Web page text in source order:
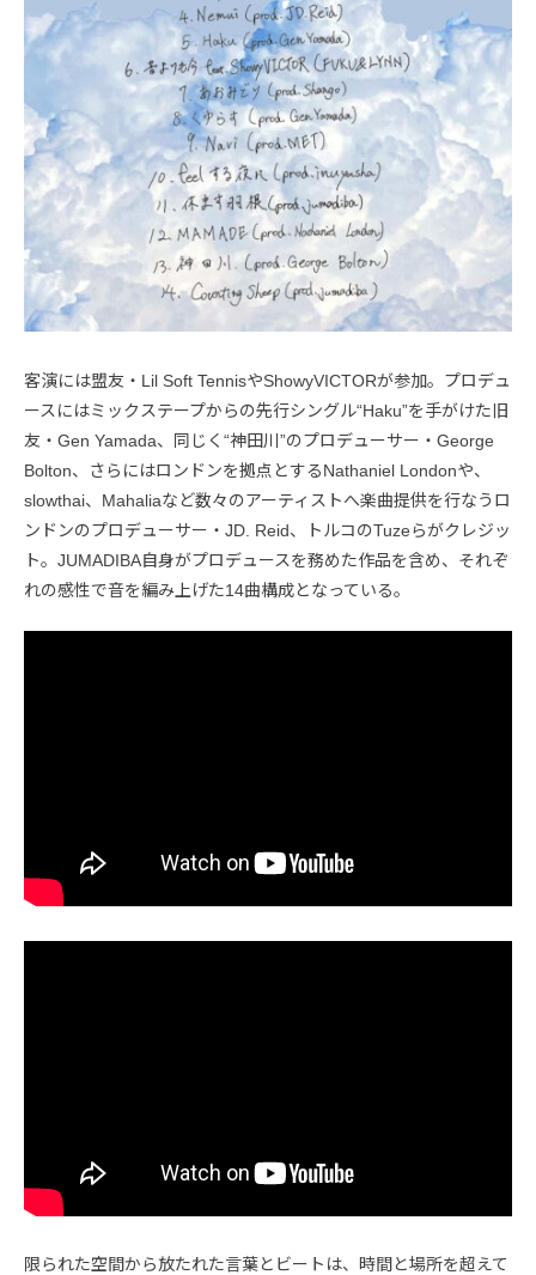
客演には盟友・Lil Soft TennisやShowyVICTORが参加。プロデュ
ースにはミックステープからの先行シングル“Haku”を手がけた旧
友・Gen Yamada、同じく“神田川”のプロデューサー・George
Bolton、さらにはロンドンを拠点とするNathaniel Londonや、
slowthai、Mahaliaなど数々のアーティストへ楽曲提供を行なうロ
ンドンのプロデューサー・JD. Reid、トルコのTuzeらがクレジッ
ト。JUMADIBA自身がプロデュースを務めた作品を含め、それぞ
れの感性で音を編み上げた14曲構成となっている。
限られた空間から放たれた言葉とビートは、時間と場所を超えて